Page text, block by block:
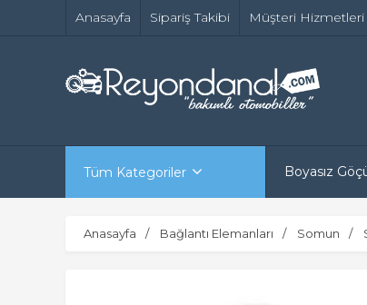
Anasayfa Sipariş Takibi Müşteri Hizmetleri
Tüm Kategoriler Boyasız
Anasayfa Bağlantı Elemanları Somun